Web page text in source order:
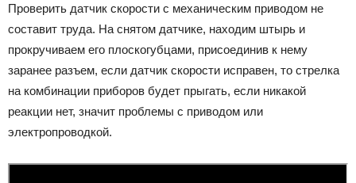
Проверить датчик скорости с механическим приводом не
составит труда. На снятом датчике, находим штырь и
прокручиваем его плоскогубцами, присоединив к нему
заранее разъем, если датчик скорости исправен, то стрелка
на комбинации приборов будет прыгать, если никакой
реакции нет, значит проблемы с приводом или
электропроводкой.